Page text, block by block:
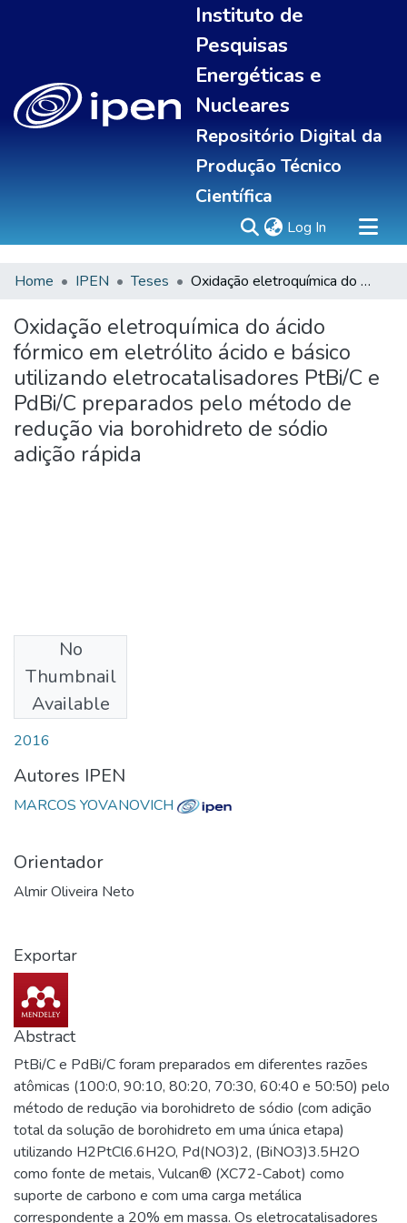
Instituto de
Pesquisas
Energéticas e
Nucleares
Repositório Digital da
Produção Técnico
Científica
Log In (current)
Sobre
Communities & Collections
All of DSpace
Statistics
Home IPEN Teses Oxidação eletroquímica do ácido fórmico em eletrólito ácido e básico utilizando eletrocatalisadores PtBi/C e PdBi/C preparados pelo método de redução via borohidreto de sódio adição rápida
Oxidação eletroquímica do ácido
fórmico em eletrólito ácido e básico
utilizando eletrocatalisadores PtBi/C e
PdBi/C preparados pelo método de
redução via borohidreto de sódio
adição rápida
No
Thumbnail
Available
Download
Date
2016
Autores IPEN
MARCOS YOVANOVICH
Orientador
Almir Oliveira Neto
Exportar
Abstract
PtBi/C e PdBi/C foram preparados em diferentes razões
atômicas (100:0, 90:10, 80:20, 70:30, 60:40 e 50:50) pelo
método de redução via borohidreto de sódio (com adição
total da solução de borohidreto em uma única etapa)
utilizando H2PtCl6.6H2O, Pd(NO3)2, (BiNO3)3.5H2O
como fonte de metais, Vulcan® (XC72-Cabot) como
suporte de carbono e com uma carga metálica
correspondente a 20% em massa. Os eletrocatalisadores